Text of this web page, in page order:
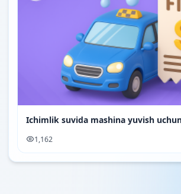
Ichimlik suvida mashina yuvish
1,162